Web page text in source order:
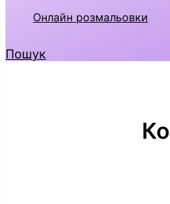
Онлайн розмальовки
Пошук